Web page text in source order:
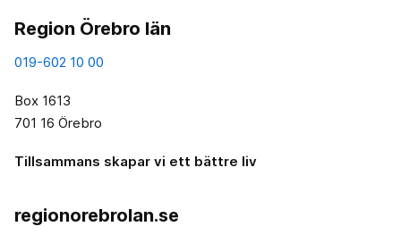
Region Örebro län
019-602 10 00
Box 1613
701 16 Örebro
Tillsammans skapar vi ett bättre liv
regionorebrolan.se